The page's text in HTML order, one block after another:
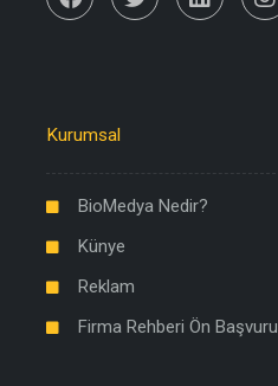
Kurumsal
BioMedya Nedir?
Künye
Reklam
Firma Rehberi Ön Başvuru